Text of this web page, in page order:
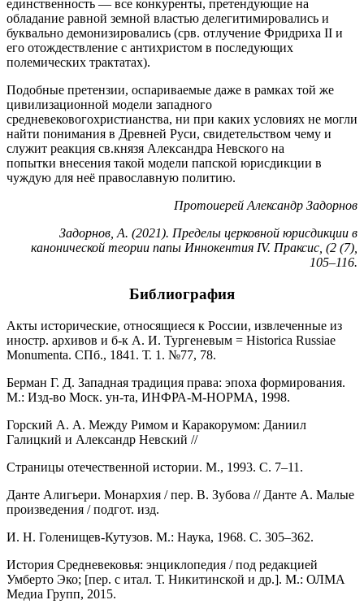
единственность — все конкуренты, претендующие на
обладание равной земной властью делегитимировались и
буквально демонизировались (срв. отлучение Фридриха II и
его отождествление с антихристом в последующих
полемических трактатах).
Подобные претензии, оспариваемые даже в рамках той же
цивилизационной модели западного
средневековогохристианства, ни при каких условиях не могли
найти понимания в Древней Руси, свидетельством чему и
служит реакция св.князя Александра Невского на
попытки внесения такой модели папской юрисдикции в
чуждую для неё православную политию.
Протоиерей Александр Задорнов
Задорнов, А. (2021). Пределы церковной юрисдикции в
канонической теории папы Иннокентия IV. Праксис, (2 (7),
105–116.
Библиография
Акты исторические, относящиеся к России, извлеченные из
иностр. архивов и б-к А. И. Тургеневым = Historica Russiae
Monumenta. СПб., 1841. Т. 1. №77, 78.
Берман Г. Д. Западная традиция права: эпоха формирования.
М.: Изд-во Моск. ун-та, ИНФРА-М-НОРМА, 1998.
Горский А. А. Между Римом и Каракорумом: Даниил
Галицкий и Александр Невский //
Страницы отечественной истории. М., 1993. С. 7–11.
Данте Алигьери. Монархия / пер. В. Зубова // Данте А. Малые
произведения / подгот. изд.
И. Н. Голенищев-Кутузов. М.: Наука, 1968. С. 305–362.
История Средневековья: энциклопедия / под редакцией
Умберто Эко; [пер. с итал. Т. Никитинской и др.]. М.: ОЛМА
Медиа Групп, 2015.